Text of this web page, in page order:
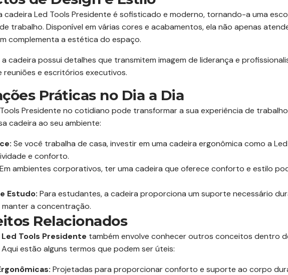
cadeira Led Tools Presidente é sofisticado e moderno, tornando-a uma
trabalho. Disponível em várias cores e acabamentos, ela não apenas
complementa a estética do espaço.
a cadeira possui detalhes que transmitem imagem de liderança e
reuniões e escritórios executivos.
Práticas no Dia a Dia
Presidente no cotidiano pode transformar a sua experiência de
cadeira ao seu ambiente:
Se você trabalha de casa, investir em uma cadeira ergonômica como a
e conforto.
Em ambientes corporativos, ter uma cadeira que oferece conforto e estilo
Estudo: Para estudantes, a cadeira proporciona um suporte necessário
a concentração.
Relacionados
Led Tools Presidente também envolve conhecer outros conceitos dentro
estão alguns termos que podem ser úteis:
Projetadas para proporcionar conforto e suporte ao corpo